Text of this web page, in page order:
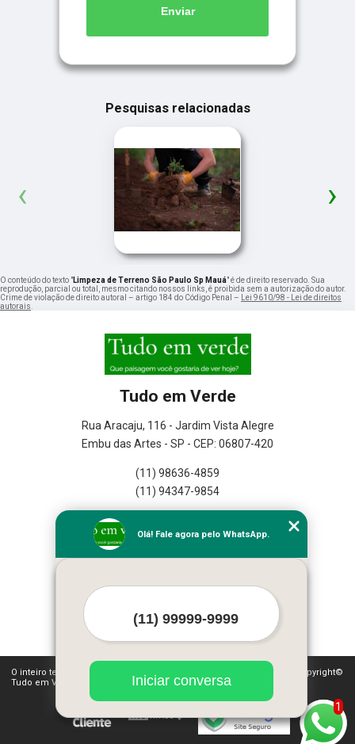
Enviar
Pesquisas relacionadas
‹ ›
O conteúdo do texto "Limpeza de Terreno São Paulo Sp Mauá" é de direito reservado. Sua
reprodução, parcial ou total, mesmo citando nossos links, é proibida sem a autorização do autor.
Crime de violação de direito autoral – artigo 184 do Código Penal –
Lei 9610/98 - Lei de direitos
autorais
Tudo em Verde
Rua Aracaju, 116 - Jardim Vista Alegre
Embu das Artes - SP - CEP: 06807-420
(11) 98636-4859
(11) 94347-9854
Empresa
Missão
Mapa do site
Mais Serviços
O inteiro teor deste site está sujeito à proteção de direitos autorais. Copyright©
Tudo em Verde (Lei 9610 de 19/02/1998)
1
Olá! Fale agora pelo WhatsApp.
Iniciar conversa